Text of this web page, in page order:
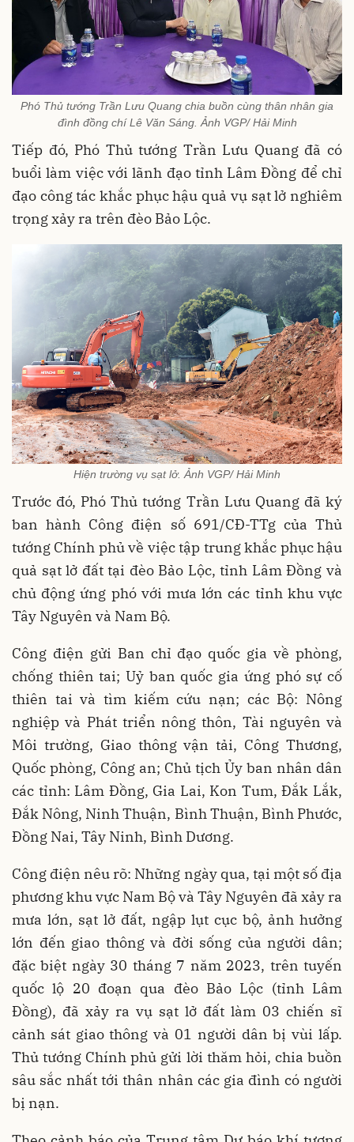
Phó Thủ tướng Trần Lưu Quang chia buồn cùng thân nhân gia
đình đồng chí Lê Văn Sáng. Ảnh VGP/ Hải Minh
Tiếp đó, Phó Thủ tướng Trần Lưu Quang đã có
buổi làm việc với lãnh đạo tỉnh Lâm Đồng để chỉ
đạo công tác khắc phục hậu quả vụ sạt lở nghiêm
trọng xảy ra trên đèo Bảo Lộc.
Hiện trường vụ sạt lở. Ảnh VGP/ Hải Minh
Trước đó, Phó Thủ tướng Trần Lưu Quang đã ký
ban hành Công điện số 691/CĐ-TTg của Thủ
tướng Chính phủ về việc tập trung khắc phục hậu
quả sạt lở đất tại đèo Bảo Lộc, tỉnh Lâm Đồng và
chủ động ứng phó với mưa lớn các tỉnh khu vực
Tây Nguyên và Nam Bộ.
Công điện gửi Ban chỉ đạo quốc gia về phòng,
chống thiên tai; Uỷ ban quốc gia ứng phó sự cố
thiên tai và tìm kiếm cứu nạn; các Bộ: Nông
nghiệp và Phát triển nông thôn, Tài nguyên và
Môi trường, Giao thông vận tải, Công Thương,
Quốc phòng, Công an; Chủ tịch Ủy ban nhân dân
các tỉnh: Lâm Đồng, Gia Lai, Kon Tum, Đắk Lắk,
Đắk Nông, Ninh Thuận, Bình Thuận, Bình Phước,
Đồng Nai, Tây Ninh, Bình Dương.
Công điện nêu rõ: Những ngày qua, tại một số địa
phương khu vực Nam Bộ và Tây Nguyên đã xảy ra
mưa lớn, sạt lở đất, ngập lụt cục bộ, ảnh hưởng
lớn đến giao thông và đời sống của người dân;
đặc biệt ngày 30 tháng 7 năm 2023, trên tuyến
quốc lộ 20 đoạn qua đèo Bảo Lộc (tỉnh Lâm
Đồng), đã xảy ra vụ sạt lở đất làm 03 chiến sĩ
cảnh sát giao thông và 01 người dân bị vùi lấp.
Thủ tướng Chính phủ gửi lời thăm hỏi, chia buồn
sâu sắc nhất tới thân nhân các gia đình có người
bị nạn.